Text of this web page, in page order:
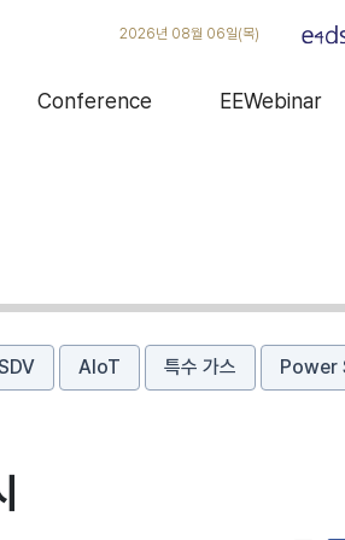
2026년 08월 06일(목)
Conference EEWebinar
AIoT 특수 가스 Power